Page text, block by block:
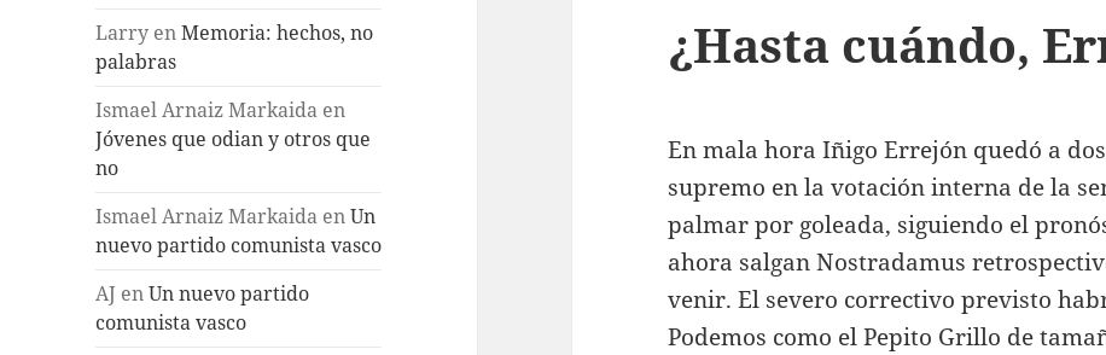
Larry enMemoria: hechos, no
palabras
Ismael Arnaiz Markaida en
Jóvenes que odian y otros que
no
Ismael Arnaiz Markaida enUn
nuevo partido comunista vasco
AJ enUn nuevo partido
comunista vasco
¿Hasta cuándo,
En mala hora Iñigo Errejón quedó a
supremo en la votación interna de la
palmar por goleada, siguiendo el
ahora salgan Nostradamus
venir. El severo correctivo previsto
Podemos como el Pepito Grillo de